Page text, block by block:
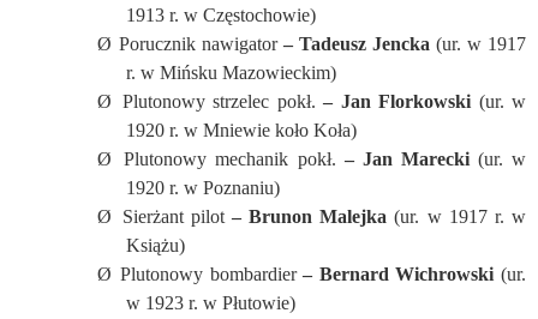
1913 r. w Częstochowie)
Ø Porucznik nawigator– Tadeusz Jencka(ur. w 1917
r. w Mińsku Mazowieckim)
Ø Plutonowy strzelec pokł. – Jan Florkowski (ur. w
1920 r. w Mniewie koło Koła)
Ø
Plutonowy mechanik pokł. – Jan Marecki (ur. w
1920 r. w Poznaniu)
Ø
Sierżant pilot– Brunon Malejka(ur. w 1917 r. w
Książu)
Ø Plutonowy bombardier– Bernard Wichrowski(ur.
w 1923 r. w Płutowie)